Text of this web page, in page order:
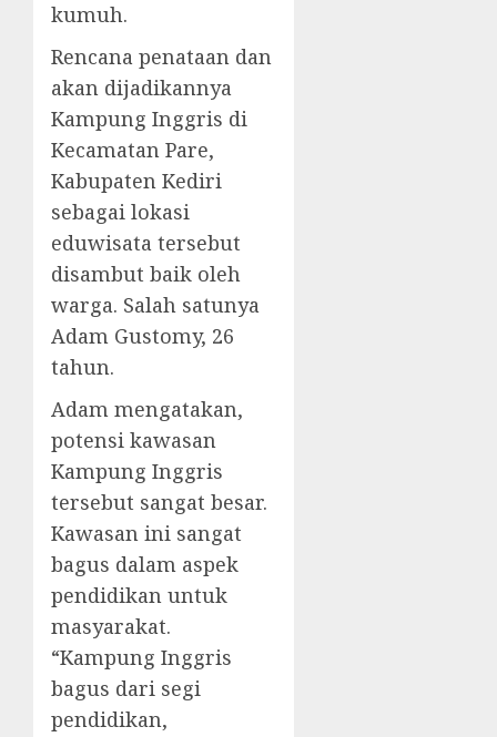
kumuh.
Rencana penataan dan
akan dijadikannya
Kampung Inggris di
Kecamatan Pare,
Kabupaten Kediri
sebagai lokasi
eduwisata tersebut
disambut baik oleh
warga. Salah satunya
Adam Gustomy, 26
tahun.
Adam mengatakan,
potensi kawasan
Kampung Inggris
tersebut sangat besar.
Kawasan ini sangat
bagus dalam aspek
pendidikan untuk
masyarakat.
“Kampung Inggris
bagus dari segi
pendidikan,